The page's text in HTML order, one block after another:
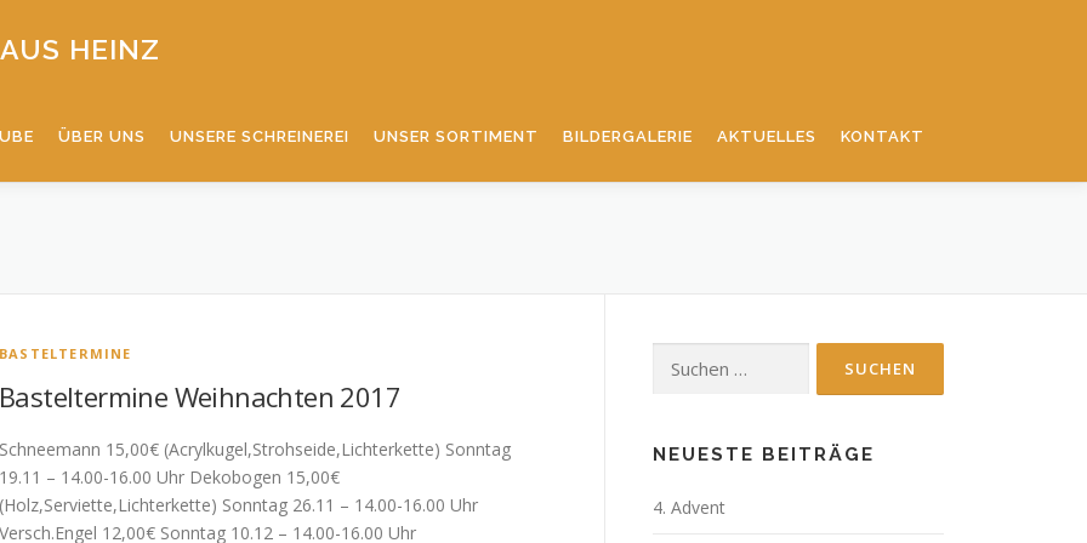
HEINZ
ÜBER UNS UNSERE SCHREINEREI UNSER SORTIMENT BILDERGALERIE AKTUELLES KONTAKT
BASTELTERMINE
Basteltermine Weihnachten 2017
Schneemann 15,00€ (Acrylkugel,Strohseide,Lichterkette) Sonntag
19.11 – 14.00-16.00 Uhr Dekobogen 15,00€
(Holz,Serviette,Lichterkette) Sonntag 26.11 – 14.00-16.00 Uhr
Versch.Engel 12,00€ Sonntag 10.12 – 14.00-16.00 Uhr
nach:
NEUESTE BEITRÄGE
4. Advent